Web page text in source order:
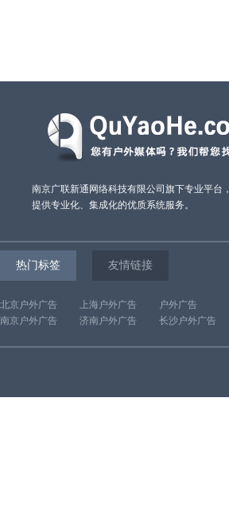
南京广联新通网络科技有限公司旗下专业平台，
提供专业化、集成化的优质系统服务。
热门标签 友情链接
北京户外广告 上海户外广告 户外广告
南京户外广告
济南户外广告 长沙户外广告